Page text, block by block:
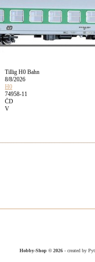
Tillig H0 Bahn
8/8/2026
H0
74958-11
ČD
V
Hobby-Shop © 2026 - created by